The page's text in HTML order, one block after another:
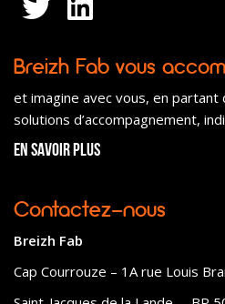
Breizh Fab vous
et imagine avec vous, en partant
solutions d’accompagnement,
En savoir plus
Contactez-nous
Breizh Fab
Cap Courrouze – 1A rue Louis